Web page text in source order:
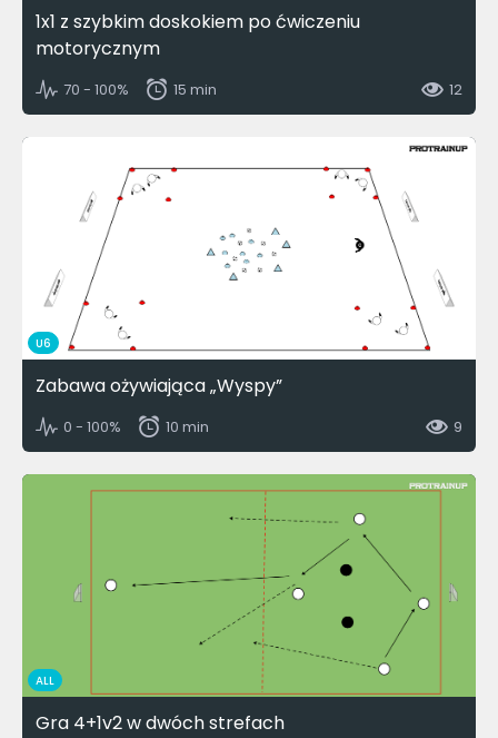
1x1 z szybkim doskokiem po ćwiczeniu
motorycznym
70 - 100% 15 min 12
U6
Zabawa ożywiająca „Wyspy”
0 - 100% 10 min 9
ALL
Gra 4+1v2 w dwóch strefach